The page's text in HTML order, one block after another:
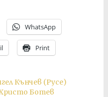
WhatsApp
Print
Кънчев (Русе)
Ботев